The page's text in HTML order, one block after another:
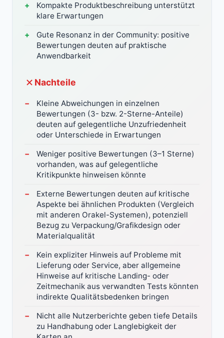
Kompakte Produktbeschreibung unterstützt
klare Erwartungen
Gute Resonanz in der Community: positive
Bewertungen deuten auf praktische
Anwendbarkeit
Nachteile
Kleine Abweichungen in einzelnen
Bewertungen (3- bzw. 2-Sterne-Anteile)
deuten auf gelegentliche Unzufriedenheit
oder Unterschiede in Erwartungen
Weniger positive Bewertungen (3–1 Sterne)
vorhanden, was auf gelegentliche
Kritikpunkte hinweisen könnte
Externe Bewertungen deuten auf kritische
Aspekte bei ähnlichen Produkten (Vergleich
mit anderen Orakel-Systemen), potenziell
Bezug zu Verpackung/Grafikdesign oder
Materialqualität
Kein expliziter Hinweis auf Probleme mit
Lieferung oder Service, aber allgemeine
Hinweise auf kritische Landing- oder
Zeitmechanik aus verwandten Tests könnten
indirekte Qualitätsbedenken bringen
Nicht alle Nutzerberichte geben tiefe Details
zu Handhabung oder Langlebigkeit der